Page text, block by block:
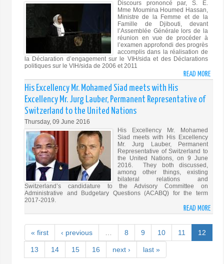
WITH
OF
THE
TO
THE
Discours prononcé par, S. E.
Mme Moumina Houmed Hassan,
Ministre de la Femme et de la
Famille de Djibouti, devant
l’Assemblée Générale lors de la
réunion en vue de procéder à
l’examen approfondi des progrès
accomplis dans la réalisation de
la Déclaration d’engagement sur le VIH/sida et des Déclarations
politiques sur le VIH/sida de 2006 et 2011
READ MORE
PAR
S.
E.
MME
SUR
LA
MISE
His Excellency Mr. Mohamed Siad meets with His
Excellency Mr. Jurg Lauber, Permanent Representative of
Switzerland to the United Nations
Thursday, 09 June 2016
His Excellency Mr. Mohamed
Siad meets with His Excellency
Mr. Jurg Lauber, Permanent
Representative of Switzerland to
the United Nations, on 9 June
2016. They both discussed,
among other things, existing
bilateral relations and
Switzerland’s candidature to the Advisory Committee on
Administrative and Budgetary Questions (ACABQ) for the term
2017-2019.
READ MORE
« first ‹ previous 8 9 10 11 12
13 14 15 16 next › last »